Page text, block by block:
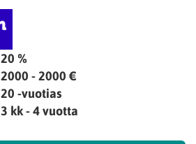
20 %
2000 - 2000 €
20 -vuotias
3 kk - 4 vuotta